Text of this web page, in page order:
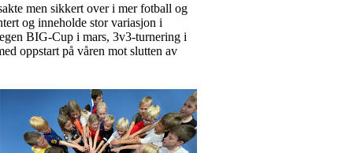
men sikkert over i mer fotball og
og inneholde stor variasjon i
BIG-Cup i mars, 3v3-turnering i
oppstart på våren mot slutten av